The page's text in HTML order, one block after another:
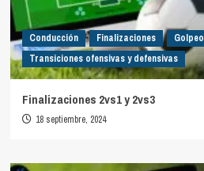
Conducción Finalizaciones Golpeo
Transiciones ofensivas y defensivas
Finalizaciones 2vs1 y 2vs3
18 septiembre, 2024